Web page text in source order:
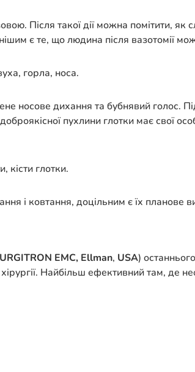
Після такої дії можна помітити,
є те, що людина після вазотомії
горла, носа.
носове дихання та бубнявий голос.
пухлини глотки має свої
кісти глотки.
і ковтання, доцільним є їх планове
EMC, Ellman, USA)
Найбільш ефективний там, де